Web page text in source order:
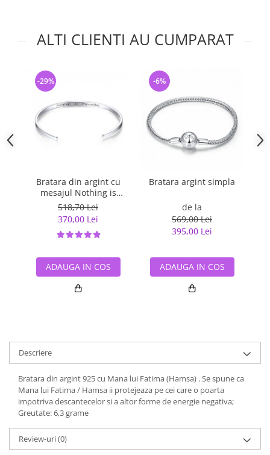
ALTI CLIENTI AU CUMPARAT
Bratara din argint cu
mesajul Nothing is
Impossible
518,70 Lei
370,00 Lei
-29%
ADAUGA IN COS
Bratara argint simpla
de la
569,00 Lei
395,00 Lei
-6%
ADAUGA IN COS
Descriere
Bratara din argint 925 cu Mana lui Fatima (Hamsa) . Se spune ca
Mana lui Fatima / Hamsa ii protejeaza pe cei care o poarta
impotriva descantecelor si a altor forme de energie negativa;
Greutate: 6,3 grame
Review-uri(0)